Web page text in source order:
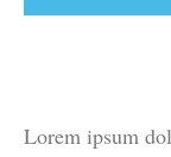
Lorem ipsum